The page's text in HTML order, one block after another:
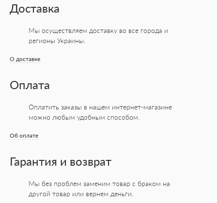
Доставка
Мы осуществляем доставку во все города и
регионы Украины.
О доставке
Оплата
Оплатить заказы в нашем интернет-магазине
можно любым удобным способом.
Об оплате
Гарантия и возврат
Мы без проблем заменим товар с браком на
другой товар или вернем деньги.